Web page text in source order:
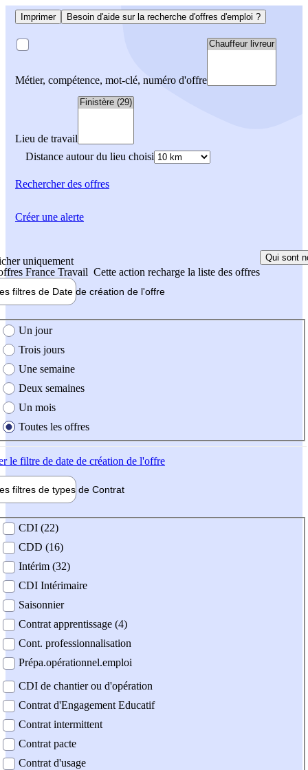
Imprimer Besoin d'aide sur la recherche d'offres d'emploi ?
Métier, compétence, mot-clé, numéro d'offre
Lieu de travail
Distance autour du lieu choisi
Rechercherdes offres
uniquement
France Travail Cette action recharge la liste des offres
Qui sont
filtres de Date de création de l'offre
création de l'offre
Un jour
Trois jours
Une semaine
Deux semaines
Un mois
Toutes les offres
le filtre de date de création de l'offre
filtres de types de Contrat
contrat
CDI (22)
CDD (16)
Intérim (32)
CDI Intérimaire
Saisonnier
Contrat apprentissage (4)
Cont. professionnalisation
Prépa.opérationnel.emploi
CDI de chantier ou d'opération
Contrat d'Engagement Educatif
Contrat intermittent
Contrat pacte
Contrat d'usage
Créer une alerte